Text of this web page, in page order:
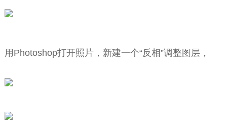
用Photoshop打开照片，新建一个“反相”调整图层，